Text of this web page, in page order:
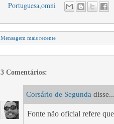
Portuguesa,omni
Mensagem mais recente
3 Comentários:
Corsário de Segunda disse...
Fonte não oficial refere